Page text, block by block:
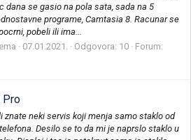
dana se gasio na pola sata, sada na 5
programe, Camtasia 8. Racunar se
pobeli ili ima...
07.01.2021. Odgovora: 10
Forum:
Pro
znate neki servis koji menja samo staklo od
Desilo se to da mi je naprslo staklo u